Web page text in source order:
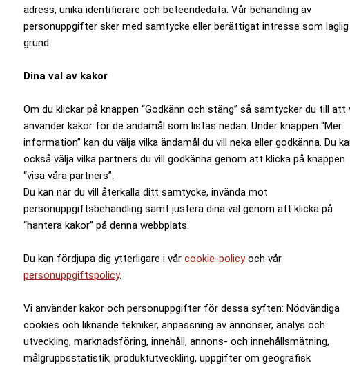
adress, unika identifierare och beteendedata. Vår behandling av
personuppgifter sker med samtycke eller berättigat intresse som laglig
grund.
Dina val av kakor
Om du klickar på knappen “Godkänn och stäng” så samtycker du till att
använder kakor för de ändamål som listas nedan. Under knappen “Mer
information” kan du välja vilka ändamål du vill neka eller godkänna. Du
också välja vilka partners du vill godkänna genom att klicka på knappen
“visa våra partners”.
Du kan när du vill återkalla ditt samtycke, invända mot
personuppgiftsbehandling samt justera dina val genom att klicka på
“hantera kakor” på denna webbplats.
Du kan fördjupa dig ytterligare i vår cookie-policyoch vår
personuppgiftspolicy.
Vi använder kakor och personuppgifter för dessa syften: Nödvändiga
cookies och liknande tekniker, anpassning av annonser, analys och
utveckling, marknadsföring, innehåll, annons- och innehållsmätning,
målgruppsstatistik, produktutveckling, uppgifter om geografisk